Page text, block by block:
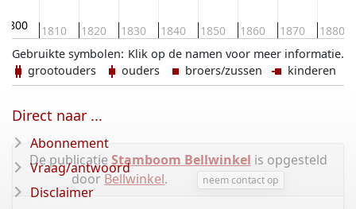
1800 1810 1820 1830 1840 1850 1860 1870 1880
Klik op de namen voor meer informatie.
Gebruikte symbolen:
grootouders
ouders broers/zussen kinderen
De publicatie Stamboom Bellwinkel is opgesteld
door Bellwinkel. neem contact op
Direct naar ...
Abonnement
Vraag/antwoord
Disclaimer